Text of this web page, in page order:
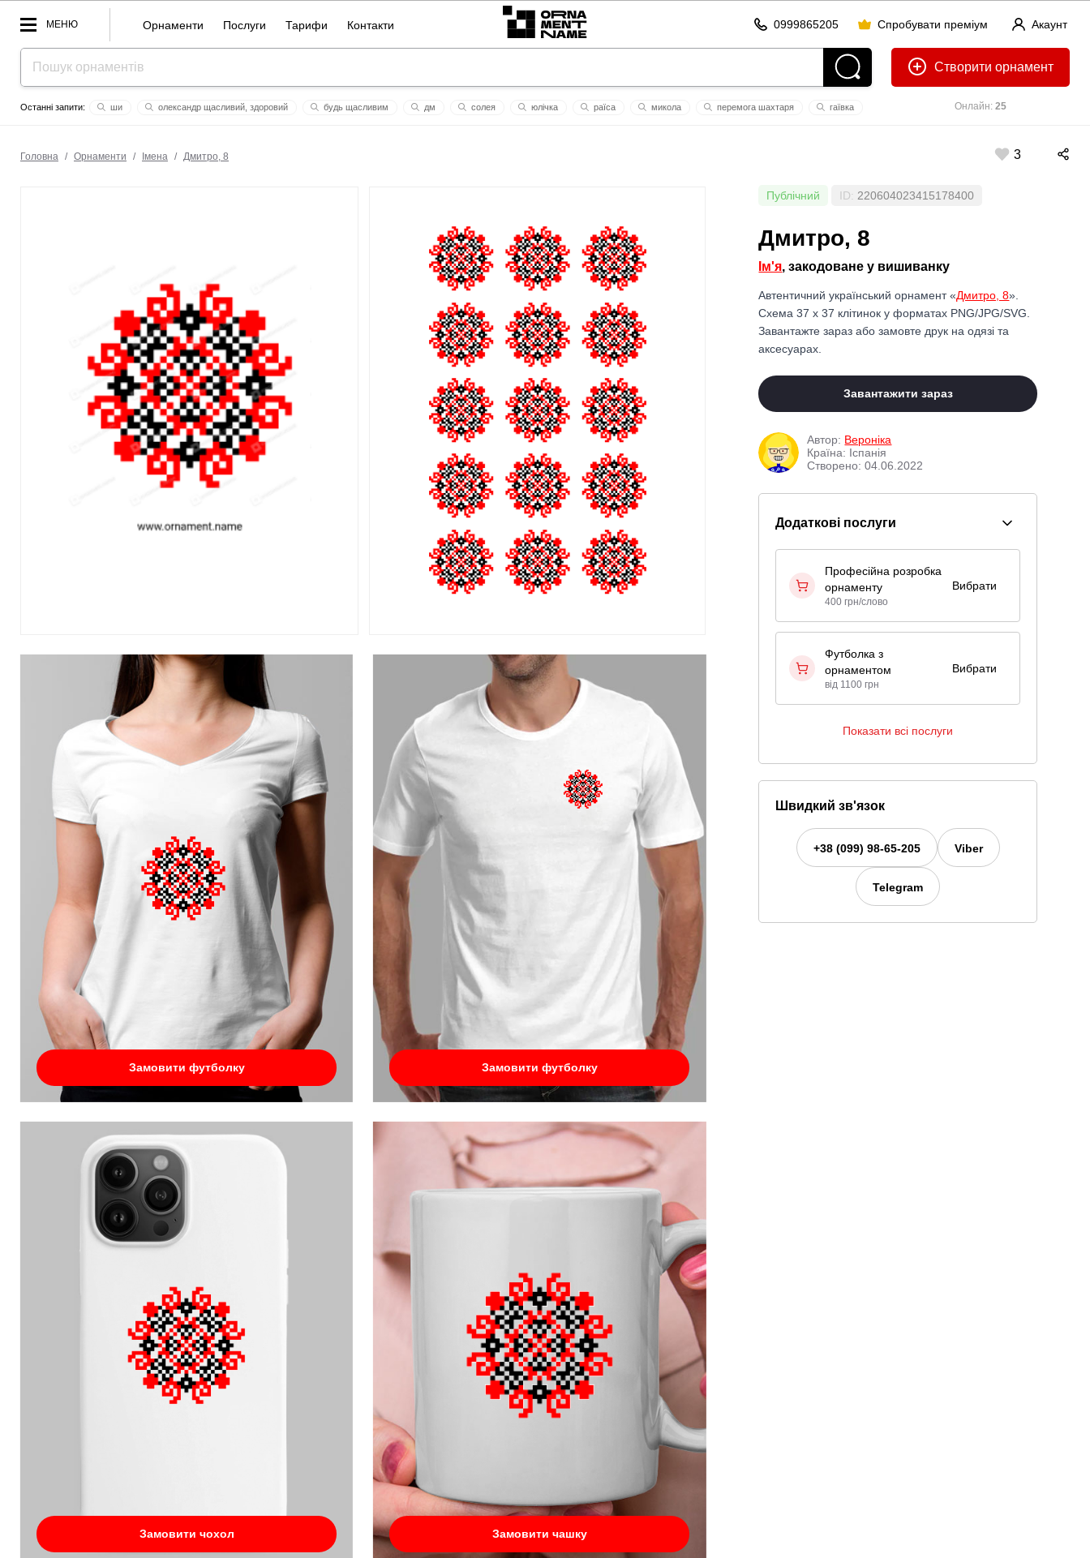
МЕНЮ Орнаменти Послуги Тарифи Контакти Акаунт
0999865205 Спробувати преміум
Створити
Онлайн: 25
ши олександр щасливий, здоровий будь щасливим дм солея юлічка раїса миколa перемога шахтаря
гаївка
Головна / Орнаменти / Імена / Дмитро, 8 3
Замовити футболку Замовити футболку
Замовити чохол Замовити чашку
Публічний ID: 220604023415178400
Дмитро, 8
Ім'я, закодоване у вишиванку
Автентичний український орнамент «Дмитро, 8».
Схема 37 x 37 клітинок у форматах PNG/JPG/SVG.
Завантажте зараз або замовте друк на одязі та
аксесуарах.
Завантажити зараз
Автор: Вероніка
Країна: Іспанія
Створено: 04.06.2022
Додаткові послуги
Професійна розробка
орнаменту
400 грн/слово
Вибрати
Футболка з
орнаментом
від 1100 грн
Вибрати
Показати всі послуги
Швидкий зв'язок
+38 (099) 98-65-205 Viber
Telegram